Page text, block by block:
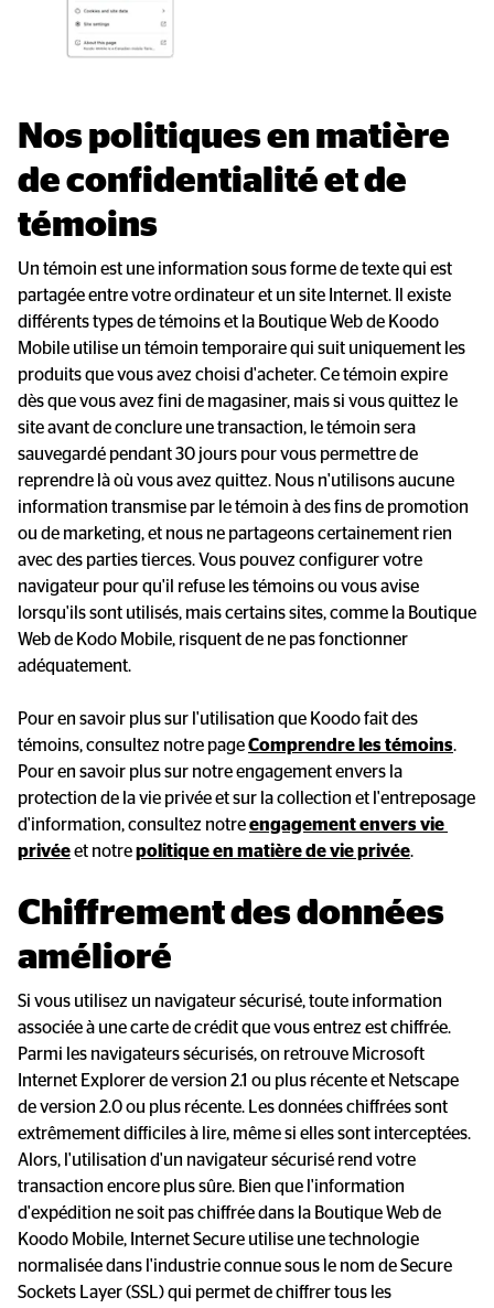
Nos politiques en matière
de confidentialité et de
témoins
Un témoin est une information sous forme de texte qui est
partagée entre votre ordinateur et un site Internet. Il existe
différents types de témoins et la Boutique Web de Koodo
Mobile utilise un témoin temporaire qui suit uniquement les
produits que vous avez choisi d'acheter. Ce témoin expire
dès que vous avez fini de magasiner, mais si vous quittez le
site avant de conclure une transaction, le témoin sera
sauvegardé pendant 30 jours pour vous permettre de
reprendre là où vous avez quittez. Nous n'utilisons aucune
information transmise par le témoin à des fins de promotion
ou de marketing, et nous ne partageons certainement rien
avec des parties tierces. Vous pouvez configurer votre
navigateur pour qu'il refuse les témoins ou vous avise
lorsqu'ils sont utilisés, mais certains sites, comme la Boutique
Web de Kodo Mobile, risquent de ne pas fonctionner
adéquatement.
Pour en savoir plus sur l'utilisation que Koodo fait des
témoins, consultez notre pageComprendre les témoins.
Pour en savoir plus sur notre engagement envers la
protection de la vie privée et sur la collection et l'entreposage
d'information, consultez notreengagement envers vie
privéeet notrepolitique en matière de vie privée.
Chiffrement des données
amélioré
Si vous utilisez un navigateur sécurisé, toute information
associée à une carte de crédit que vous entrez est chiffrée.
Parmi les navigateurs sécurisés, on retrouve Microsoft
Internet Explorer de version 2.1 ou plus récente et Netscape
de version 2.0 ou plus récente. Les données chiffrées sont
extrêmement difficiles à lire, même si elles sont interceptées.
Alors, l'utilisation d'un navigateur sécurisé rend votre
transaction encore plus sûre. Bien que l'information
d'expédition ne soit pas chiffrée dans la Boutique Web de
Koodo Mobile, Internet Secure utilise une technologie
normalisée dans l'industrie connue sous le nom de Secure
Sockets Layer (SSL) qui permet de chiffrer tous les